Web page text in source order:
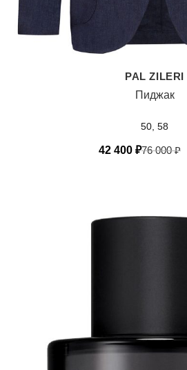
PAL ZILERI
Пиджак
50, 58
42 400 ₽76 000₽